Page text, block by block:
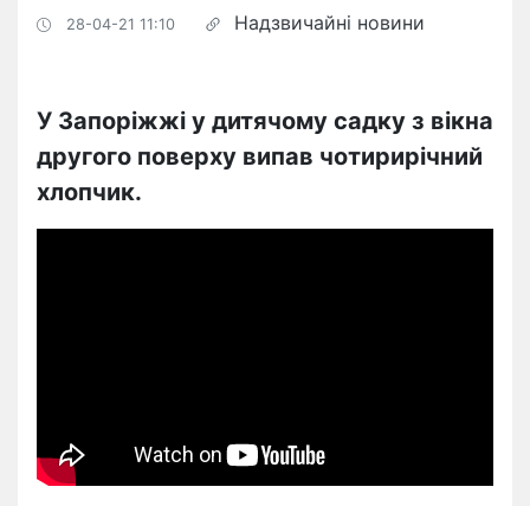
28-04-21 11:10 Надзвичайні новини
У Запоріжжі у дитячому садку з вікна
другого поверху випав чотирирічний
хлопчик.